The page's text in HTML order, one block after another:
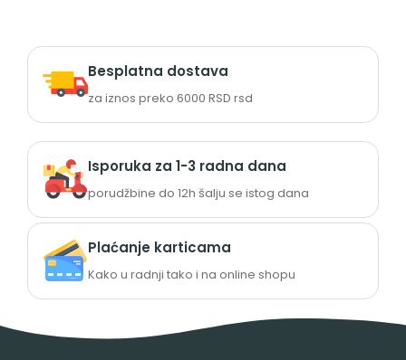
Besplatna dostava
za iznos preko 6000 RSD rsd
Isporuka za 1-3 radna dana
porudžbine do 12h šalju se istog dana
Plaćanje karticama
Kako u radnji tako i na online shopu